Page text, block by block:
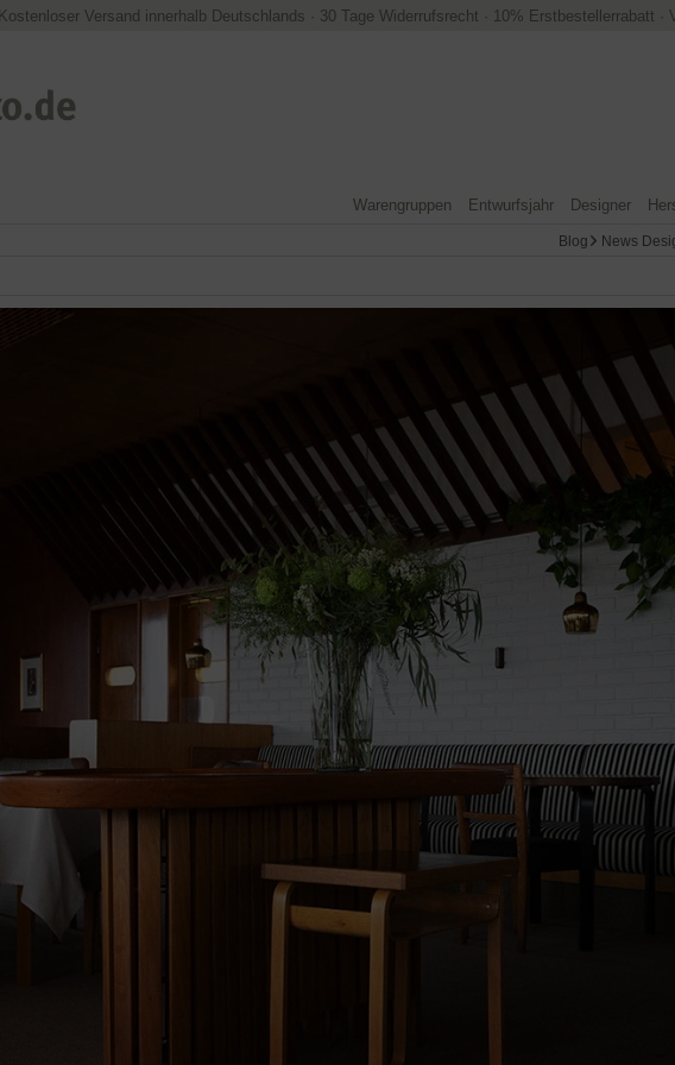
Kostenloser Versand innerhalb Deutschlands · 30 Tage Widerrufsrecht · 10% Erstbestellerrabatt ·
Warengruppen Entwurfsjahr Designer
Blog News